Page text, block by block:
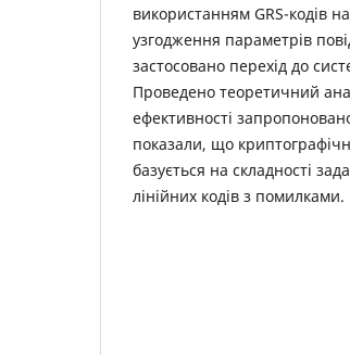
використанням GRS-кодів
узгодження параметрів
застосовано перехід до
Проведено теоретичний
ефективності
показали, що
базується на складності
лінійних кодів з помилками.